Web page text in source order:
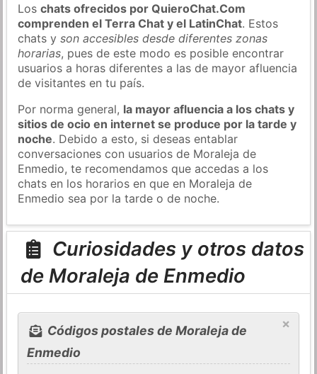
Loschats ofrecidos por QuieroChat.Com
comprenden el Terra Chat y el LatinChat. Estos
chats yson accesibles desde diferentes zonas
horarias, pues de este modo es posible encontrar
usuarios a horas diferentes a las de mayor afluencia
de visitantes en tu país.
Por norma general, la mayor afluencia a los chats y
sitios de ocio en internet se produce por la tarde y
noche. Debido a esto, si deseas entablar
conversaciones con usuarios de Moraleja de
Enmedio, te recomendamos que accedas a los
chats en los horarios en que en Moraleja de
Enmedio sea por la tarde o de noche.
Curiosidades y otros datos
de Moraleja de Enmedio
×
Códigos postales de Moraleja de
Enmedio